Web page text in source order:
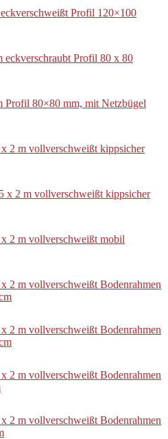
Profil 120×100
Profil 80 x 80
80×80 mm, mit Netzbügel
2 m vollverschweißt kippsicher
x 2 m vollverschweißt kippsicher
2 m vollverschweißt mobil
2 m vollverschweißt Bodenrahmen
2 m vollverschweißt Bodenrahmen
2 m vollverschweißt Bodenrahmen
2 m vollverschweißt Bodenrahmen